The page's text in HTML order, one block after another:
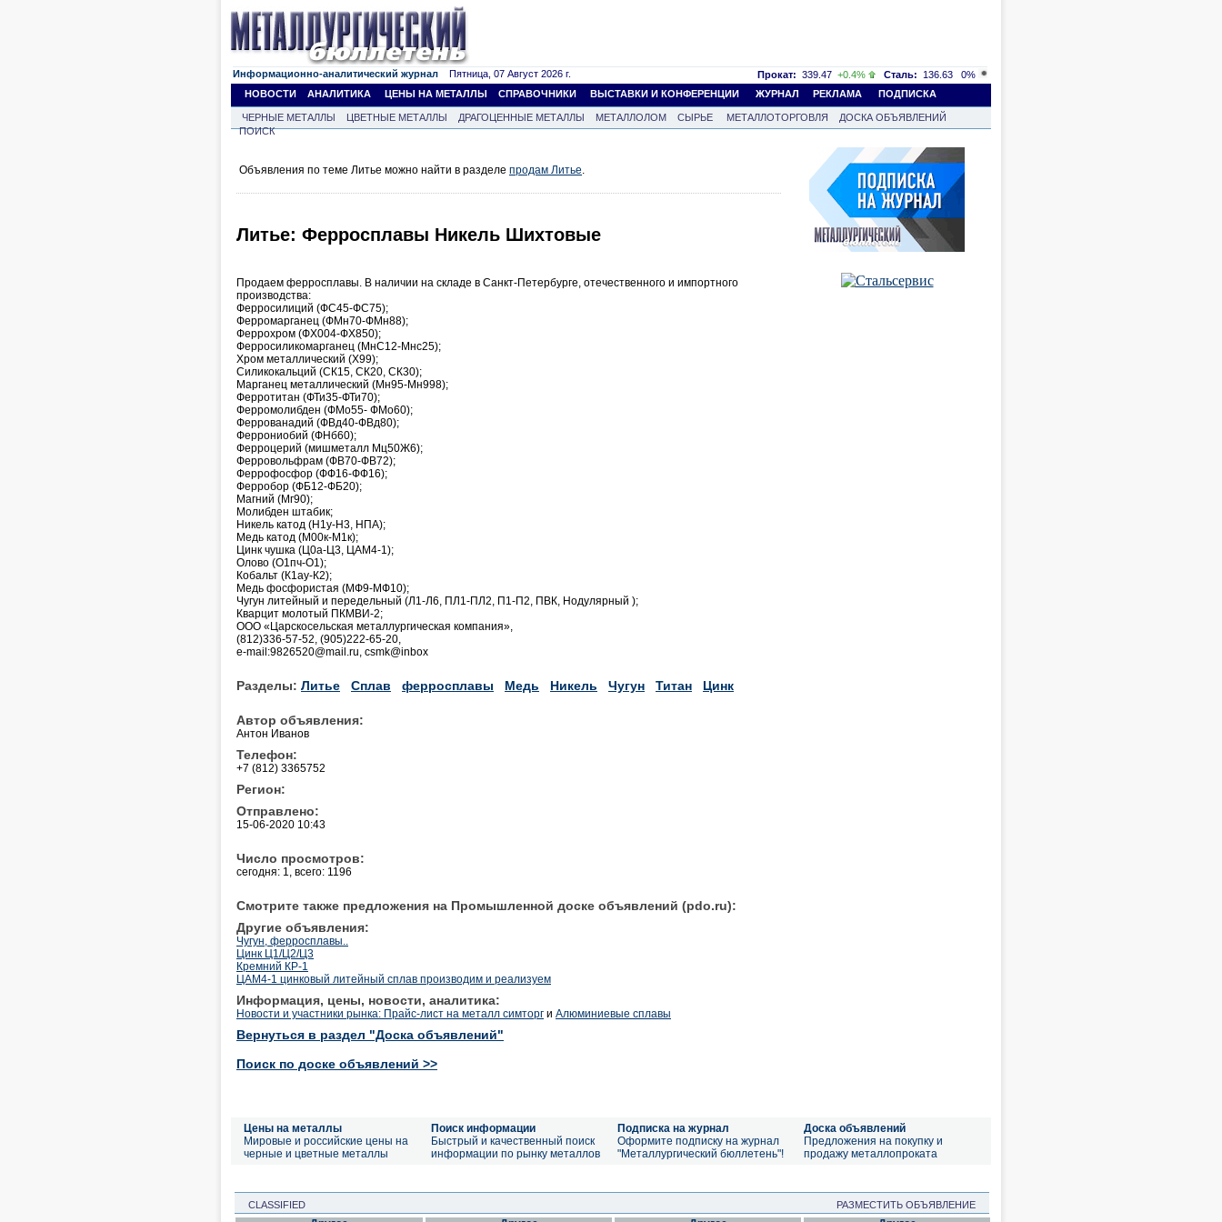
Информационно-аналитический журнал Пятница, 07 Август 2026 г. Прокат: 339.47 +0.4% Сталь: 136.63
0%
НОВОСТИ
АНАЛИТИКА ЦЕНЫ НА МЕТАЛЛЫ СПРАВОЧНИКИ ВЫСТАВКИ И КОНФЕРЕНЦИИ ЖУРНАЛ РЕКЛАМА ПОДПИСКА
ЧЕРНЫЕ МЕТАЛЛЫ ЦВЕТНЫЕ МЕТАЛЛЫ ДРАГОЦЕННЫЕ МЕТАЛЛЫ МЕТАЛЛОЛОМ СЫРЬЕ МЕТАЛЛОТОРГОВЛЯ
ДОСКА ОБЪЯВЛЕНИЙ
ПОИСК
Объявления по теме Литье можно найти в разделе продам Литье.
Литье: Ферросплавы Никель Шихтовые
Продаем ферросплавы. В наличии на складе в Санкт-Петербурге, отечественного и импортного
производства:
Ферросилиций (ФС45-ФС75);
Ферромарганец (ФМн70-ФМн88);
Феррохром (ФХ004-ФХ850);
Ферросиликомарганец (МнС12-Мнс25);
Хром металлический (Х99);
Силикокальций (СК15, СК20, СК30);
Марганец металлический (Мн95-Мн998);
Ферротитан (ФТи35-ФТи70);
Ферромолибден (ФМо55- ФМо60);
Феррованадий (ФВд40-ФВд80);
Феррониобий (ФНб60);
Ферроцерий (мишметалл Мц50Ж6);
Ферровольфрам (ФВ70-ФВ72);
Феррофосфор (ФФ16-ФФ16);
Ферробор (ФБ12-ФБ20);
Магний (Мг90);
Молибден штабик;
Никель катод (Н1у-Н3, НПА);
Медь катод (М00к-М1к);
Цинк чушка (Ц0а-Ц3, ЦАМ4-1);
Олово (О1пч-О1);
Кобальт (К1ау-К2);
Медь фосфористая (МФ9-МФ10);
Чугун литейный и передельный (Л1-Л6, ПЛ1-ПЛ2, П1-П2, ПВК, Нодулярный );
Кварцит молотый ПКМВИ-2;
ООО «Царскосельская металлургическая компания»,
(812)336-57-52, (905)222-65-20,
e-mail:9826520@mail.ru, csmk@inbox
Разделы: Литье Сплав ферросплавы Медь Никель Чугун Титан Цинк
Автор объявления:
Антон Иванов
Телефон:
+7 (812) 3365752
Регион:
Отправлено:
15-06-2020 10:43
Число просмотров:
сегодня: 1, всего: 1196
Смотрите также предложения на Промышленной доске объявлений (pdo.ru):
Другие объявления:
Чугун, ферросплавы..
Цинк Ц1/Ц2/Ц3
Кремний КР-1
ЦАМ4-1 цинковый литейный сплав производим и реализуем
Информация, цены, новости, аналитика:
Новости и участники рынка: Прайс-лист на металл симторг и Алюминиевые сплавы
Вернуться в раздел "Доска объявлений"
Поиск по доске объявлений >>
Цены на металлы
Мировые и российские цены на
черные и цветные металлы
Поиск информации
Быстрый и качественный поиск
информации по рынку металлов
Подписка на журнал
Оформите подписку на журнал
"Металлургический бюллетень"!
Доска объявлений
Предложения на покупку и
продажу металлопроката
CLASSIFIED РАЗМЕСТИТЬ ОБЪЯВЛЕНИЕ